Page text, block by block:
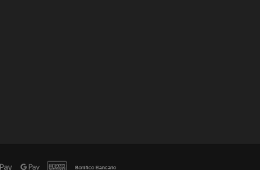
Bonifico Bancario